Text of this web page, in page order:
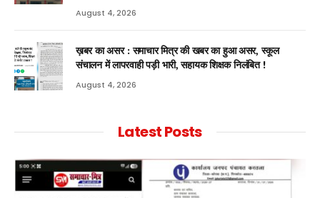
August 4, 2026
ख़बर का असर : समाचार मित्र की खबर का हुआ असर, स्कूल
संचालन में लापरवाही पड़ी भारी, सहायक शिक्षक निलंबित !
August 4, 2026
Latest Posts